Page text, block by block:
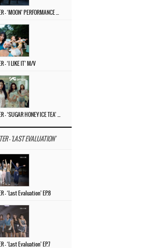
– ‘I LIKE IT’ M/V
- 'LAST EVALUATION'
– ‘Last Evaluation’ EP.8
– ‘Last Evaluation’ EP.7